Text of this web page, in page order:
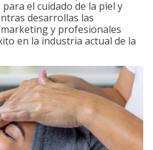
el cuidado de la piel y
desarrollas las
y profesionales
en la industria actual de la